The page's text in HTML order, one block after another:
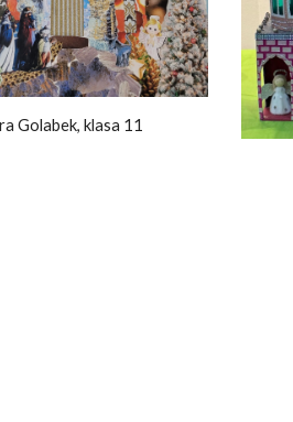
Golabek, klasa 11